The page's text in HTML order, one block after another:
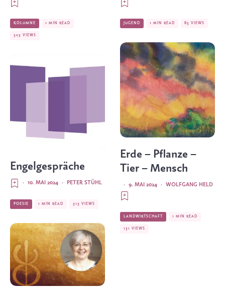
KOLUMNE 1 MIN READ
303 VIEWS
Engelgespräche
PETER STÜHL
·
10. MAI 2024
·
POESIE 1 MIN READ 313 VIEWS
JUGEND 1 MIN READ 85 VIEWS
Erde – Pflanze –
Tier – Mensch
WOLFGANG HELD
·
9. MAI 2024
·
LANDWIRTSCHAFT 1 MIN READ
131 VIEWS